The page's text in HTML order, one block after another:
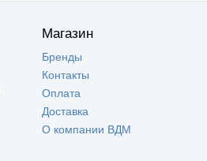
Магазин
Бренды
Контакты
Оплата
Доставка
О компании ВДМ